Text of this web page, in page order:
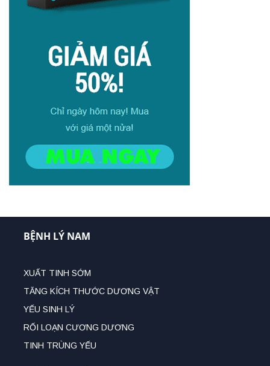
BỆNH LÝ NAM
XUẤT TINH SỚM
TĂNG KÍCH THƯỚC DƯƠNG VẬT
YẾU SINH LÝ
RỐI LOẠN CƯƠNG DƯƠNG
TINH TRÙNG YẾU